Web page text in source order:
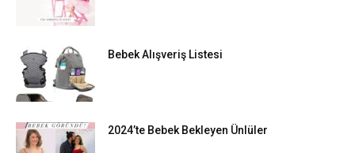
Bebek Alışveriş Listesi
2024’te Bebek Bekleyen Ünlüler